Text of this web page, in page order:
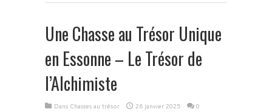
Une Chasse au Trésor Unique
en Essonne – Le Trésor de
l’Alchimiste
Dans Chasses au trésor 26 janvier 2025 0